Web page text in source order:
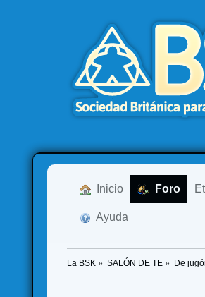
Inicio Foro
Ayuda
La BSK » SALÓN DE TE » De